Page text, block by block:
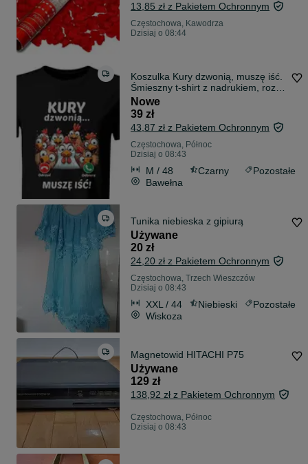
13,85 zł z Pakietem Ochronnym
Częstochowa, Kawodrza
Dzisiaj o 08:44
Koszulka Kury dzwonią, muszę iść.
Śmieszny t-shirt z nadrukiem, roz.
M
Nowe
39 zł
43,87 zł z Pakietem Ochronnym
Częstochowa, Północ
Dzisiaj o 08:43
M / 48 Czarny
Pozostałe
Bawełna
Tunika niebieska z gipiurą
Używane
20 zł
24,20 zł z Pakietem Ochronnym
Częstochowa, Trzech Wieszczów
Dzisiaj o 08:43
XXL / 44 Niebieski
Pozostałe
Wiskoza
Magnetowid HITACHI P75
Używane
129 zł
138,92 zł z Pakietem Ochronnym
Częstochowa, Północ
Dzisiaj o 08:43